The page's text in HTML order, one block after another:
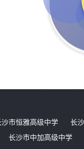
沙市恒雅高级中学 长
长沙市中加高级中学